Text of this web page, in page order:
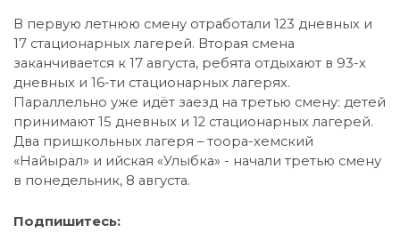
В первую летнюю смену отработали 123 дневных и
17 стационарных лагерей. Вторая смена
заканчивается к 17 августа, ребята отдыхают в 93-х
дневных и 16-ти стационарных лагерях.
Параллельно уже идёт заезд на третью смену: детей
принимают 15 дневных и 12 стационарных лагерей.
Два пришкольных лагеря – тоора-хемский
«Найырал» и ийская «Улыбка» - начали третью смену
в понедельник, 8 августа.
Подпишитесь: